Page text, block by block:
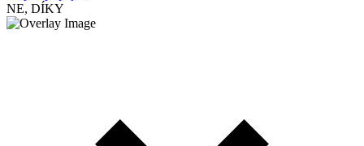
NE, DÍKY